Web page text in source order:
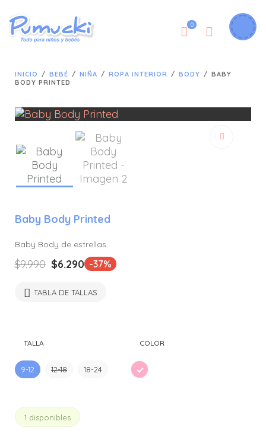
0
INICIO / BEBÉ / NIÑA / ROPA INTERIOR / BODY / BABY
BODY PRINTED
Baby Body Printed
Baby Body de estrellas
$9.990 El
original
$6.290El
actual
-37%
TABLA DE TALLAS
TALLA
9-12 12-18 18-24
COLOR
1 disponibles